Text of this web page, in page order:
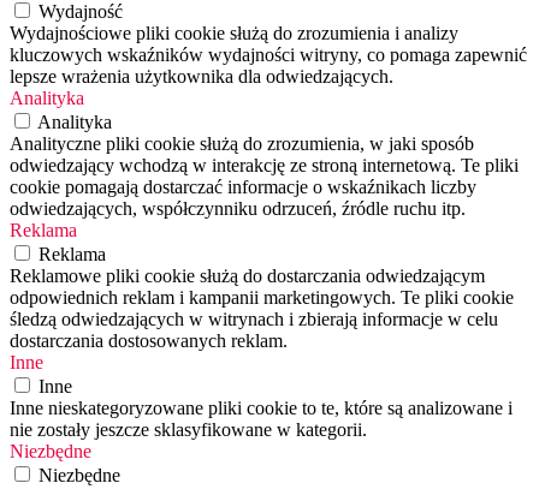
Wydajność
Wydajnościowe pliki cookie służą do zrozumienia i analizy
kluczowych wskaźników wydajności witryny, co pomaga zapewnić
lepsze wrażenia użytkownika dla odwiedzających.
Analityka
Analityka
Analityczne pliki cookie służą do zrozumienia, w jaki sposób
odwiedzający wchodzą w interakcję ze stroną internetową. Te pliki
cookie pomagają dostarczać informacje o wskaźnikach liczby
odwiedzających, współczynniku odrzuceń, źródle ruchu itp.
Reklama
Reklama
Reklamowe pliki cookie służą do dostarczania odwiedzającym
odpowiednich reklam i kampanii marketingowych. Te pliki cookie
śledzą odwiedzających w witrynach i zbierają informacje w celu
dostarczania dostosowanych reklam.
Inne
Inne
Inne nieskategoryzowane pliki cookie to te, które są analizowane i
nie zostały jeszcze sklasyfikowane w kategorii.
Niezbędne
Niezbędne